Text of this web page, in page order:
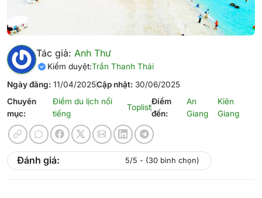
Tác giả: Anh Thư
Kiểm duyệt:Trần Thanh Thái
Ngày đăng: 11/04/2025Cập nhật: 30/06/2025
Chuyên
mục:
Điểm du lịch nổi
tiếng
Toplist
Điểm
đến:
An
Giang
Kiên
Giang
Đánh giá: 5/5 - (30 bình chọn)